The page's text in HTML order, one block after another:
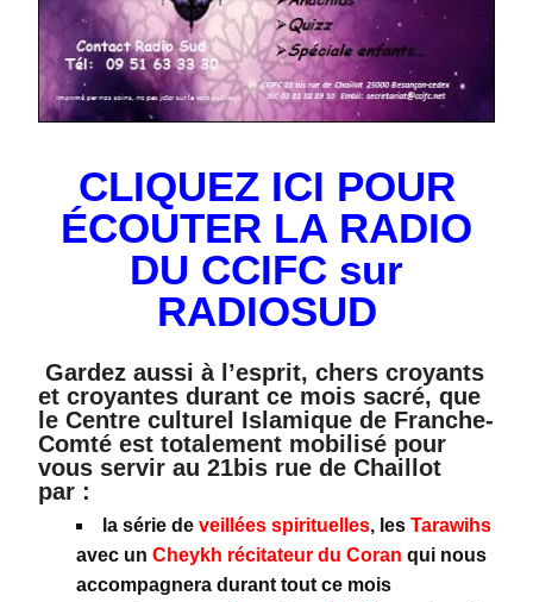
CLIQUEZ ICI POUR
ÉCOUTER LA RADIO
DU CCIFC sur
RADIOSUD
Gardez aussi à l’esprit, chers croyants
et croyantes durant ce mois sacré, que
le Centre culturel Islamique de Franche-
Comté est totalement mobilisé pour
vous servir au 21bis rue de Chaillot
par :
la série de veillées spirituelles, les Tarawihs
avec un Cheykh récitateur du Coran qui nous
accompagnera durant tout ce mois